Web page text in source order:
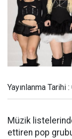
Yayınlanma
Müzik
ettiren pop